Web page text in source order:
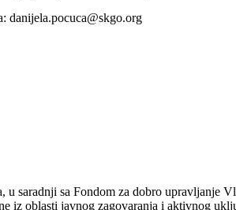
danijela.pocuca@skgo.org
saradnji sa Fondom za dobro upravljanje
oblasti javnog zagovaranja i aktivnog